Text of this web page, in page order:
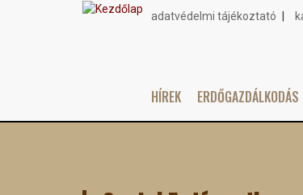
Topmenu
adatvédelmi tájékoztató
Main
HÍREK ERDŐGAZDÁLKODÁS